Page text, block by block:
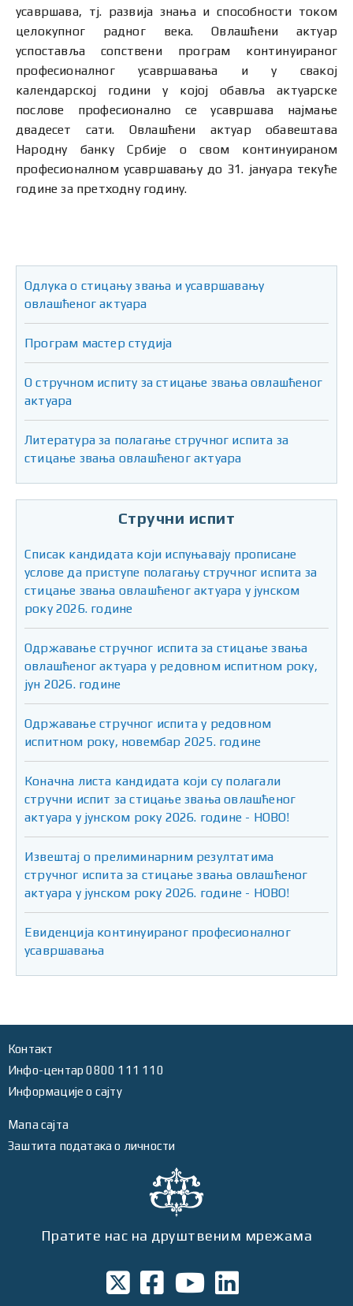
усавршава, тј. развија знања и способности током
целокупног радног века. Овлашћени актуар
успоставља сопствени програм континуираног
професионалног усавршавања и у свакој
календарској години у којој обавља актуарске
послове професионално се усавршава најмање
двадесет сати. Овлашћени актуар обавештава
Народну банку Србије о свом континуираном
професионалном усавршавању до 31. јануара текуће
године за претходну годину.
Одлука о стицању звања и усавршавању
овлашћеног актуара
Програм мастер студија
О стручном испиту за стицање звања овлашћеног
актуара
Литература за полагање стручног испита за
стицање звања овлашћеног актуара
Стручни испит
Списак кандидата који испуњавају прописане
услове да приступе полагању стручног испита за
стицање звања овлашћеног актуара у јунском
року 2026. године
Одржавање стручног испита за стицање звања
овлашћеног актуара у редовном испитном року,
јун 2026. године
Одржавање стручног испита у редовном
испитном року, новембар 2025. године
Коначна листа кандидата који су полагали
стручни испит за стицање звања овлашћеног
актуара у јунском року 2026. године - НОВО!
Извештај о прелиминарним резултатима
стручног испита за стицање звања овлашћеног
актуара у јунском року 2026. године - НОВО!
Евиденција континуираног професионалног
усавршавања
Контакт
Инфо-центар 0800 111 110
Информације о сајту
Мапа сајта
Заштита података о личности
Пратите нас на друштвеним мрежама